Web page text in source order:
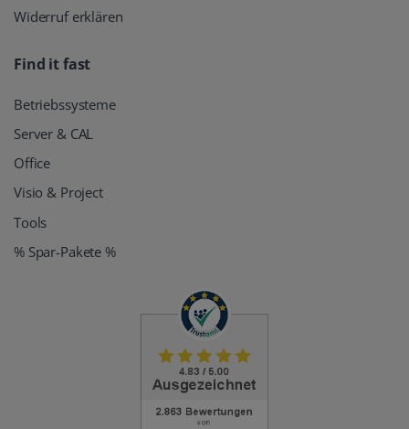
Widerruf erklären
Find it fast
Betriebssysteme
Server & CAL
Office
Visio & Project
Tools
% Spar-Pakete %